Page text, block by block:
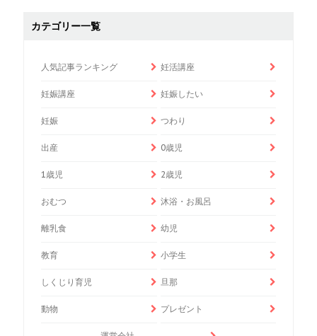
カテゴリー一覧
人気記事ランキング 妊活講座
妊娠講座 妊娠したい
妊娠 つわり
出産 0歳児
1歳児 2歳児
おむつ 沐浴・お風呂
離乳食 幼児
教育 小学生
しくじり育児 旦那
動物 プレゼント